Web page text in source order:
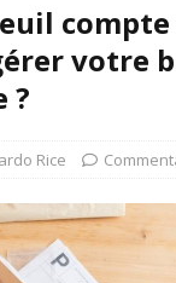
votre
?
Rice